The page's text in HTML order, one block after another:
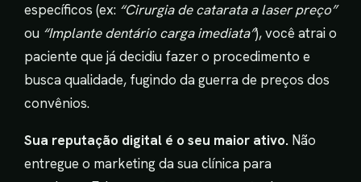
específicos (ex: “Cirurgia de catarata a laser preço”
ou “Implante dentário carga imediata”), você atrai o
paciente que já decidiu fazer o procedimento e
busca qualidade, fugindo da guerra de preços dos
convênios.
Sua reputação digital é o seu maior ativo. Não
entregue o marketing da sua clínica para